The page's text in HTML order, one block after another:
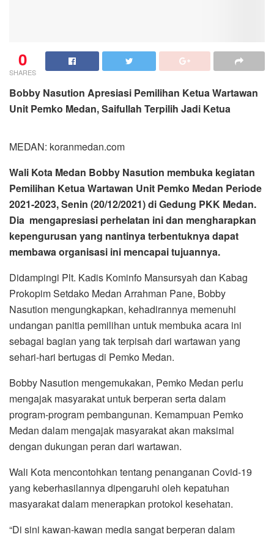
0
SHARES
Bobby Nasution Apresiasi Pemilihan Ketua Wartawan
Unit Pemko Medan, Saifullah Terpilih Jadi Ketua
MEDAN: koranmedan.com
Wali Kota Medan Bobby Nasution membuka kegiatan
Pemilihan Ketua Wartawan Unit Pemko Medan Periode
2021-2023, Senin (20/12/2021) di Gedung PKK Medan.
Dia mengapresiasi perhelatan ini dan mengharapkan
kepengurusan yang nantinya terbentuknya dapat
membawa organisasi ini mencapai tujuannya.
Didampingi Plt. Kadis Kominfo Mansursyah dan Kabag
Prokopim Setdako Medan Arrahman Pane, Bobby
Nasution mengungkapkan, kehadirannya memenuhi
undangan panitia pemilihan untuk membuka acara ini
sebagai bagian yang tak terpisah dari wartawan yang
sehari-hari bertugas di Pemko Medan.
Bobby Nasution mengemukakan, Pemko Medan perlu
mengajak masyarakat untuk berperan serta dalam
program-program pembangunan. Kemampuan Pemko
Medan dalam mengajak masyarakat akan maksimal
dengan dukungan peran dari wartawan.
Wali Kota mencontohkan tentang penanganan Covid-19
yang keberhasilannya dipengaruhi oleh kepatuhan
masyarakat dalam menerapkan protokol kesehatan.
“Di sini kawan-kawan media sangat berperan dalam